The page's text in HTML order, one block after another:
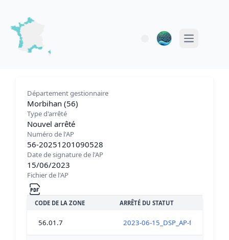
Open main
Département gestionnaire
Morbihan (56)
Type d'arrêté
Nouvel arrêté
Numéro de l'AP
56-20251201090528
Date de signature de l'AP
15/06/2023
Fichier de l'AP
CODE DE LA ZONE ARRÊTÉ DU STATUT
56.01.7 2023-06-15_DSP_AP-